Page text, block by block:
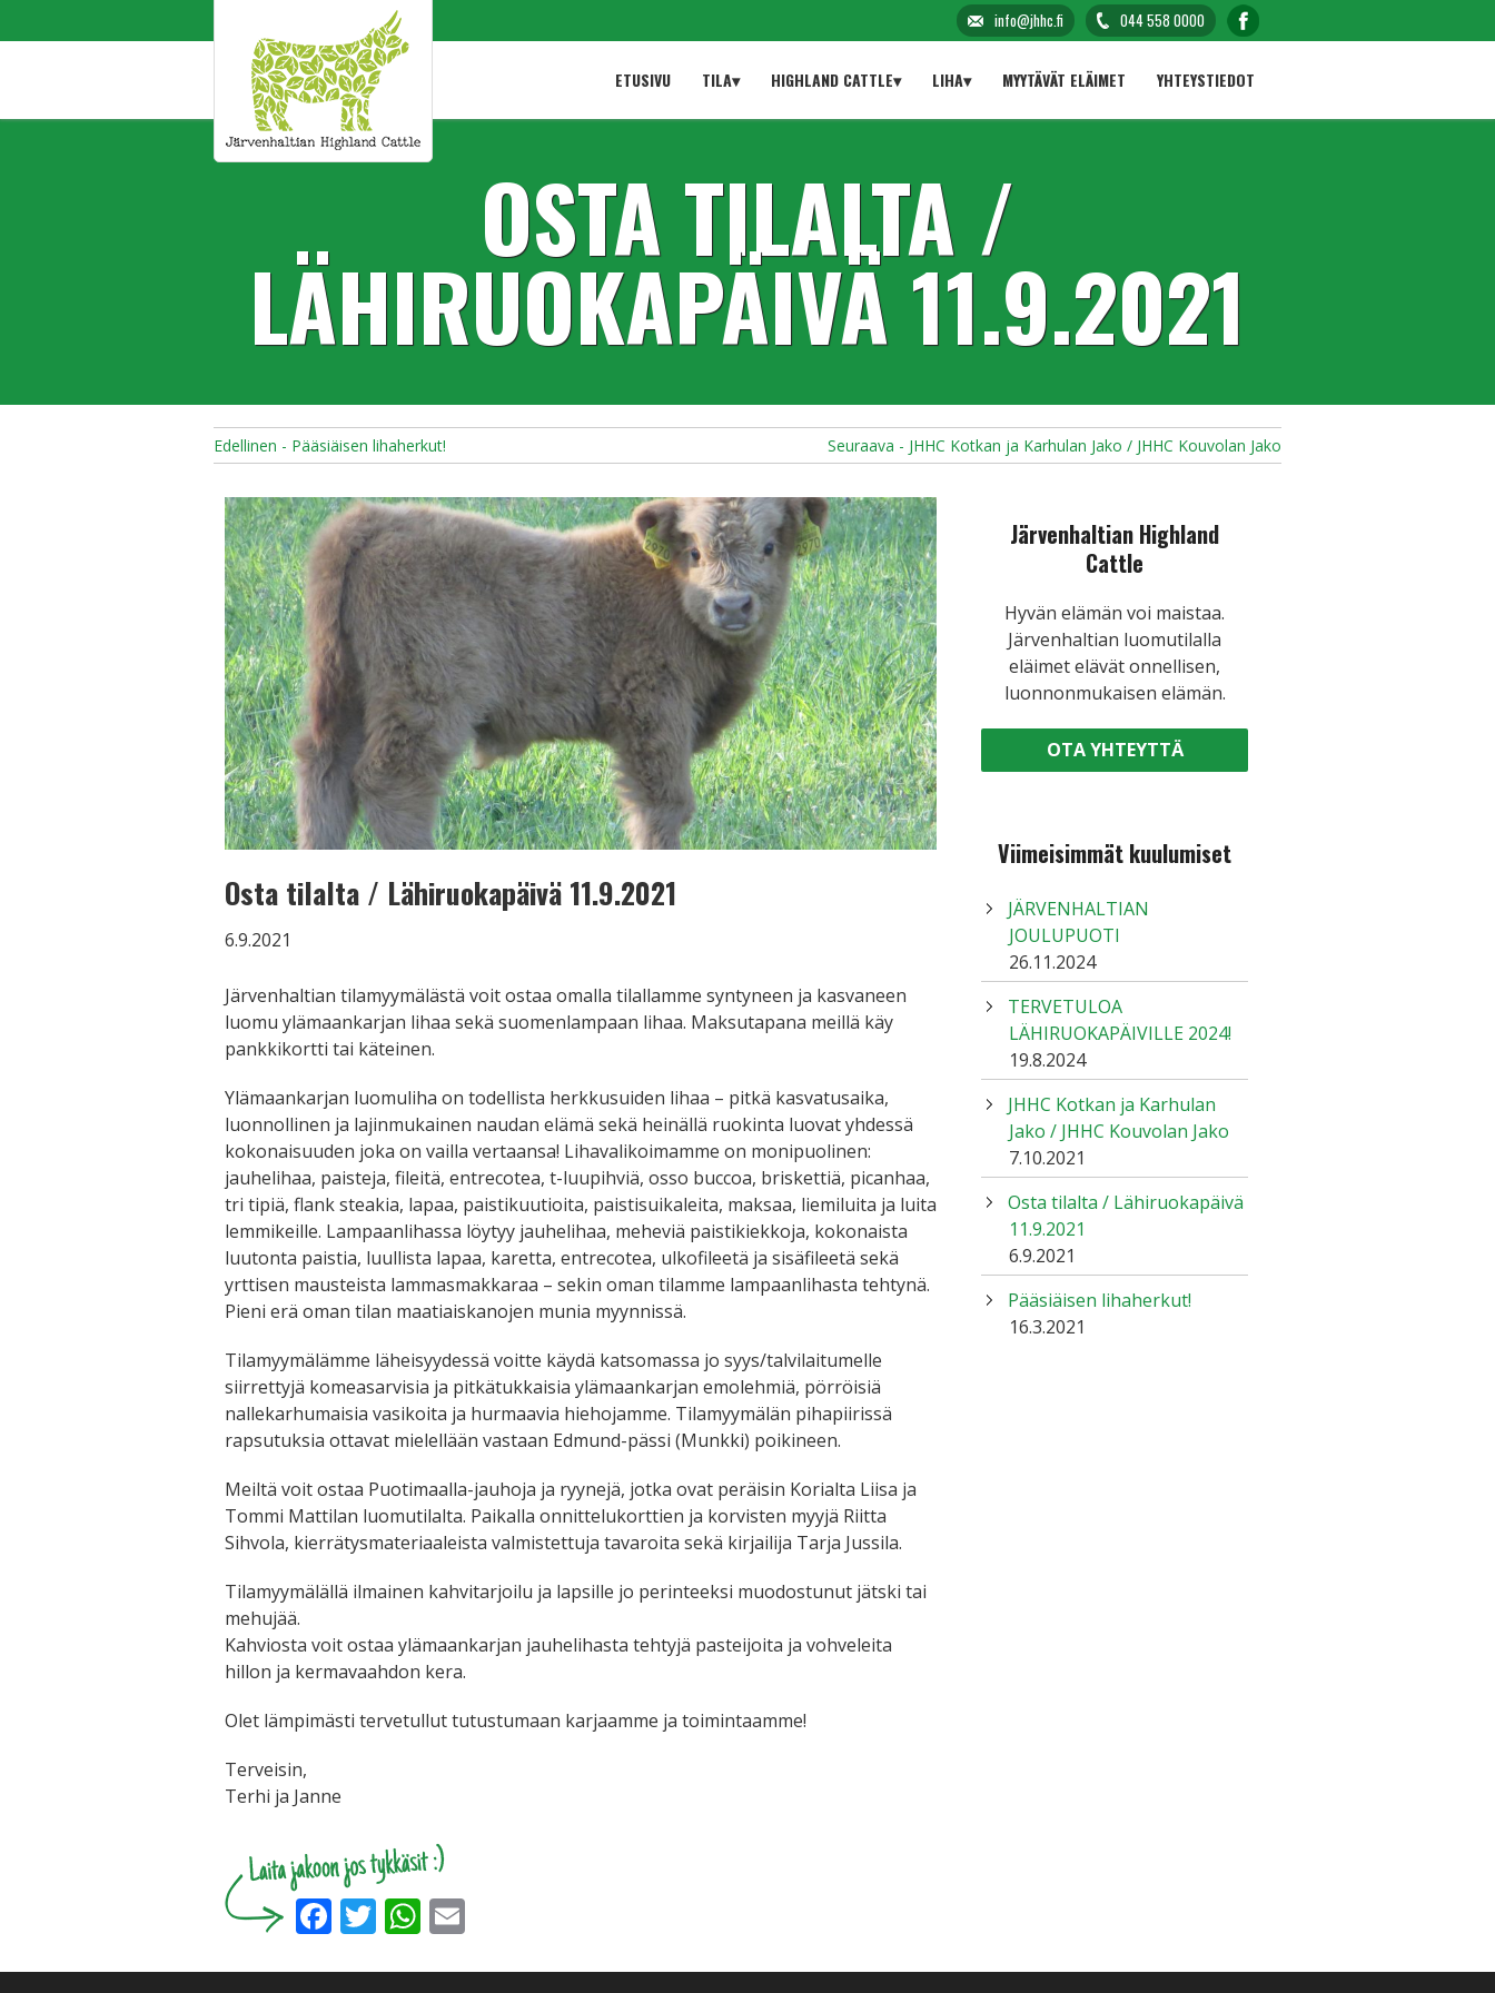
044 558 0000
info@jhhc.fi
ETUSIVU TILA▾ HIGHLAND CATTLE▾ LIHA▾ MYYTÄVÄT ELÄIMET YHTEYSTIEDOT
OSTA TILALTA /
LÄHIRUOKAPÄIVÄ 11.9.2021
Edellinen - Pääsiäisen lihaherkut! Seuraava - JHHC Kotkan ja Karhulan Jako / JHHC Kouvolan Jako
Osta tilalta / Lähiruokapäivä 11.9.2021
6.9.2021
Järvenhaltian tilamyymälästä voit ostaa omalla tilallamme syntyneen ja kasvaneen
luomu ylämaankarjan lihaa sekä suomenlampaan lihaa. Maksutapana meillä käy
pankkikortti tai käteinen.
Ylämaankarjan luomuliha on todellista herkkusuiden lihaa – pitkä kasvatusaika,
luonnollinen ja lajinmukainen naudan elämä sekä heinällä ruokinta luovat yhdessä
kokonaisuuden joka on vailla vertaansa! Lihavalikoimamme on monipuolinen:
jauhelihaa, paisteja, fileitä, entrecotea, t-luupihviä, osso buccoa, briskettiä, picanhaa,
tri tipiä, flank steakia, lapaa, paistikuutioita, paistisuikaleita, maksaa, liemiluita ja luita
lemmikeille. Lampaanlihassa löytyy jauhelihaa, meheviä paistikiekkoja, kokonaista
luutonta paistia, luullista lapaa, karetta, entrecotea, ulkofileetä ja sisäfileetä sekä
yrttisen mausteista lammasmakkaraa – sekin oman tilamme lampaanlihasta tehtynä.
Pieni erä oman tilan maatiaiskanojen munia myynnissä.
Tilamyymälämme läheisyydessä voitte käydä katsomassa jo syys/talvilaitumelle
siirrettyjä komeasarvisia ja pitkätukkaisia ylämaankarjan emolehmiä, pörröisiä
nallekarhumaisia vasikoita ja hurmaavia hiehojamme. Tilamyymälän pihapiirissä
rapsutuksia ottavat mielellään vastaan Edmund-pässi (Munkki) poikineen.
Meiltä voit ostaa Puotimaalla-jauhoja ja ryynejä, jotka ovat peräisin Korialta Liisa ja
Tommi Mattilan luomutilalta. Paikalla onnittelukorttien ja korvisten myyjä Riitta
Sihvola, kierrätysmateriaaleista valmistettuja tavaroita sekä kirjailija Tarja Jussila.
Tilamyymälällä ilmainen kahvitarjoilu ja lapsille jo perinteeksi muodostunut jätski tai
mehujää.
Kahviosta voit ostaa ylämaankarjan jauhelihasta tehtyjä pasteijoita ja vohveleita
hillon ja kermavaahdon kera.
Olet lämpimästi tervetullut tutustumaan karjaamme ja toimintaamme!
Terveisin,
Terhi ja Janne
Facebook
TwitterWhatsApp
Järvenhaltian Highland
Cattle
Hyvän elämän voi maistaa.
Järvenhaltian luomutilalla
eläimet elävät onnellisen,
luonnonmukaisen elämän.
OTA YHTEYTTÄ
Viimeisimmät kuulumiset
JÄRVENHALTIAN
JOULUPUOTI
26.11.2024
TERVETULOA
LÄHIRUOKAPÄIVILLE 2024!
19.8.2024
JHHC Kotkan ja Karhulan
Jako / JHHC Kouvolan Jako
7.10.2021
Osta tilalta / Lähiruokapäivä
11.9.2021
6.9.2021
Pääsiäisen lihaherkut!
16.3.2021